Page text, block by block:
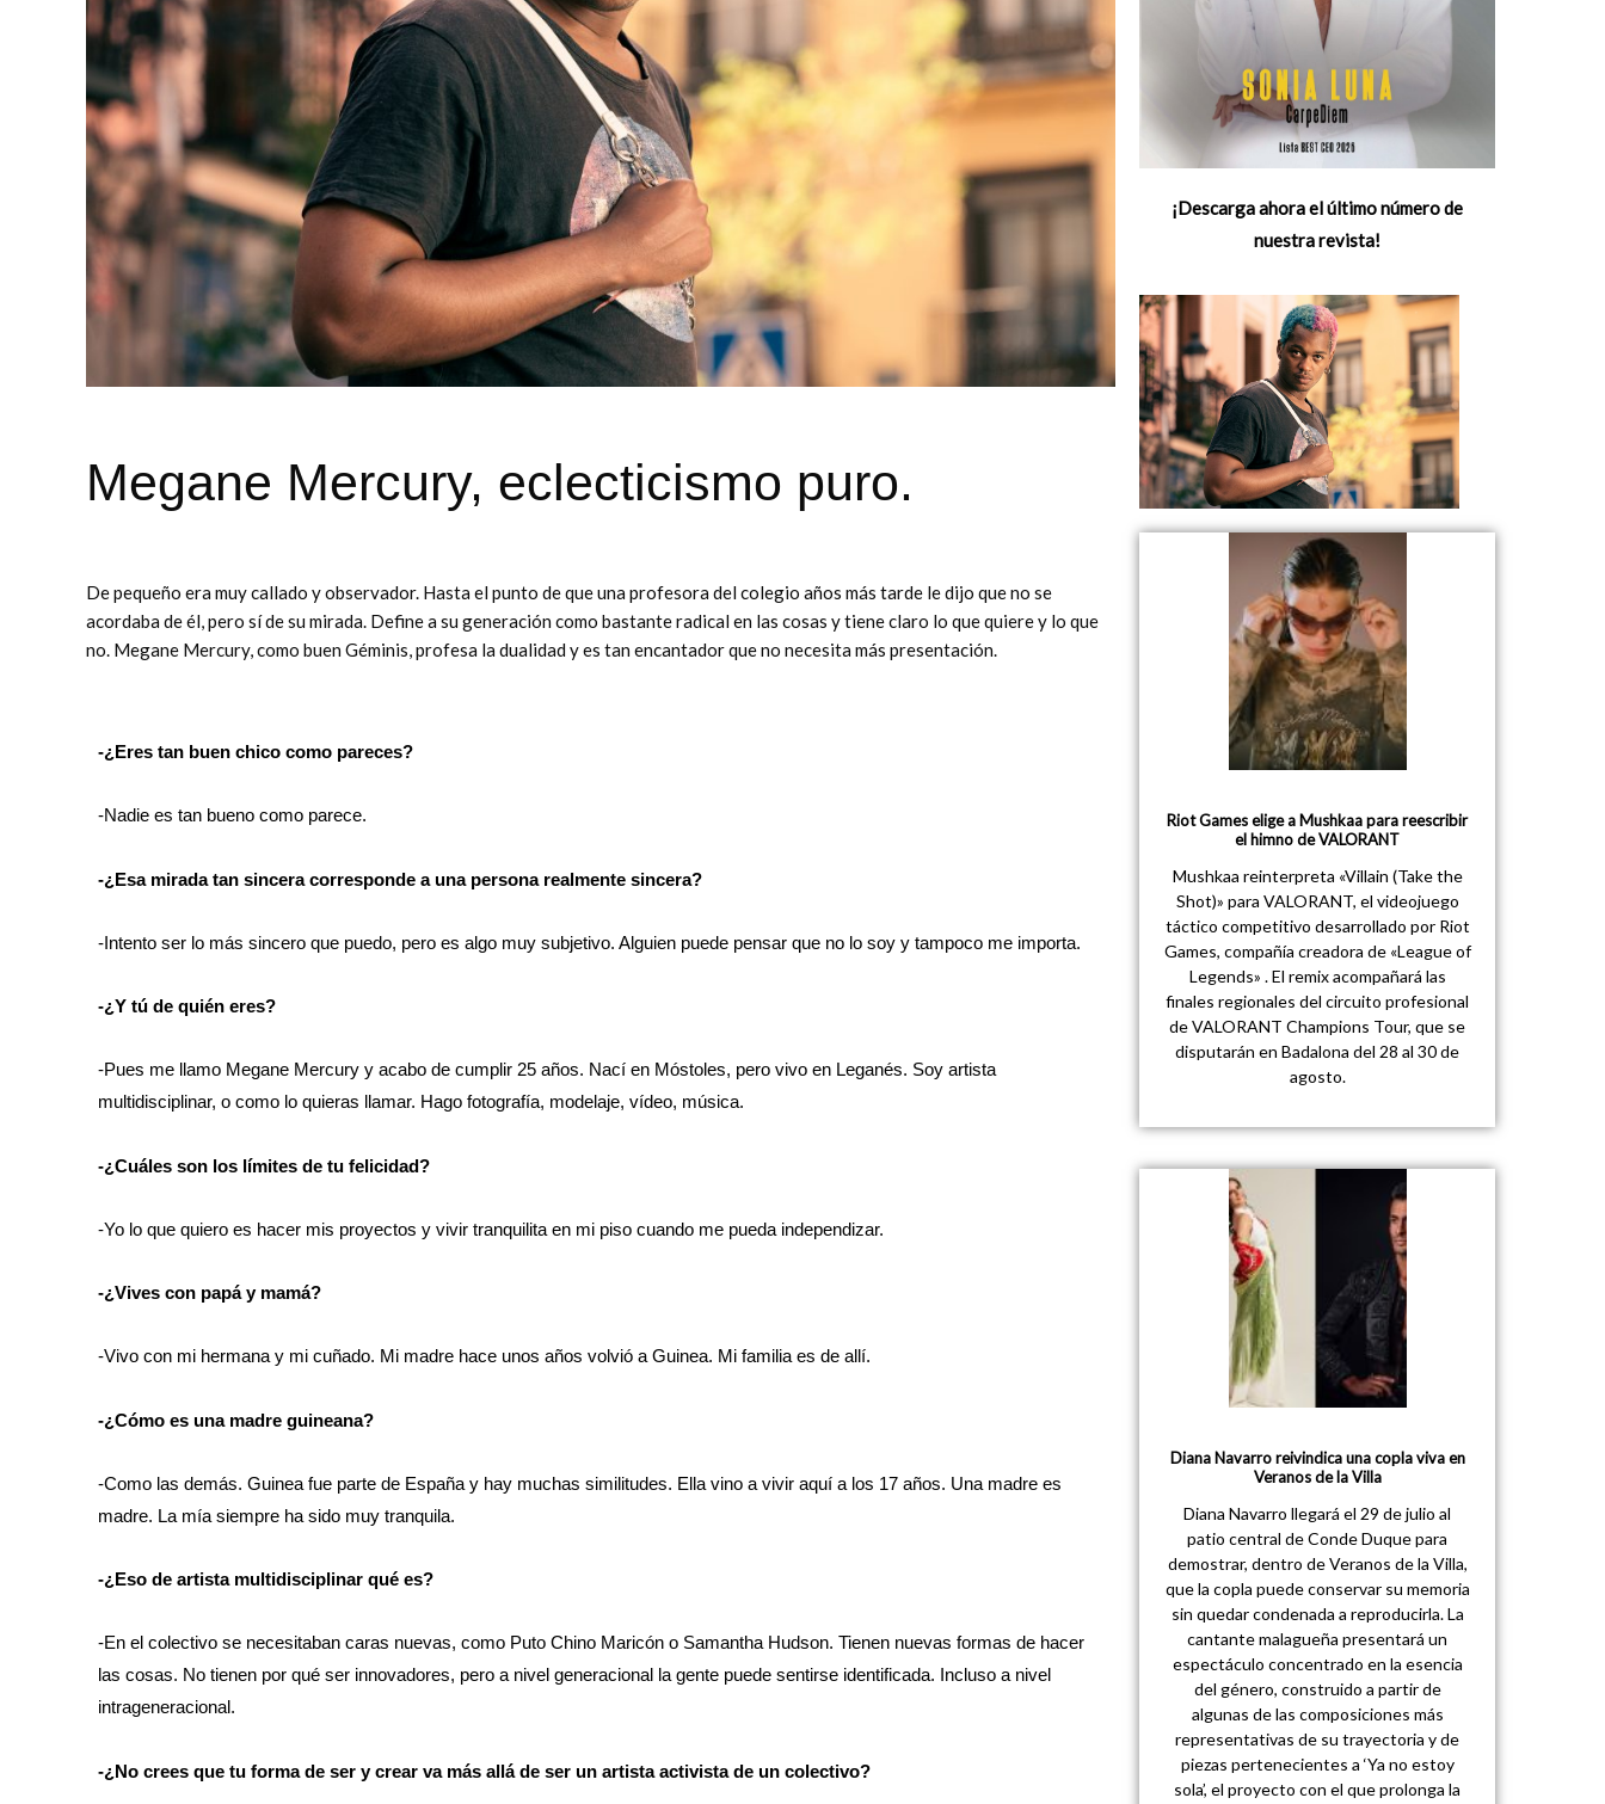
Megane Mercury, eclecticismo puro.
De pequeño era muy callado y observador. Hasta el punto de que una profesora del colegio años más tarde le dijo que no se
acordaba de él, pero sí de su mirada. Define a su generación como bastante radical en las cosas y tiene claro lo que quiere y lo que
no. Megane Mercury, como buen Géminis, profesa la dualidad y es tan encantador que no necesita más presentación.
-¿Eres tan buen chico como pareces?
-Nadie es tan bueno como parece.
-¿Esa mirada tan sincera corresponde a una persona realmente sincera?
-Intento ser lo más sincero que puedo, pero es algo muy subjetivo. Alguien puede pensar que no lo soy y tampoco me importa.
-¿Y tú de quién eres?
-Pues me llamo Megane Mercury y acabo de cumplir 25 años. Nací en Móstoles, pero vivo en Leganés. Soy artista
multidisciplinar, o como lo quieras llamar. Hago fotografía, modelaje, vídeo, música.
-¿Cuáles son los límites de tu felicidad?
-Yo lo que quiero es hacer mis proyectos y vivir tranquilita en mi piso cuando me pueda independizar.
-¿Vives con papá y mamá?
-Vivo con mi hermana y mi cuñado. Mi madre hace unos años volvió a Guinea. Mi familia es de allí.
-¿Cómo es una madre guineana?
-Como las demás. Guinea fue parte de España y hay muchas similitudes. Ella vino a vivir aquí a los 17 años. Una madre es
madre. La mía siempre ha sido muy tranquila.
-¿Eso de artista multidisciplinar qué es?
-En el colectivo se necesitaban caras nuevas, como Puto Chino Maricón o Samantha Hudson. Tienen nuevas formas de hacer
las cosas. No tienen por qué ser innovadores, pero a nivel generacional la gente puede sentirse identificada. Incluso a nivel
intrageneracional.
-¿No crees que tu forma de ser y crear va más allá de ser un artista activista de un colectivo?
¡Descarga ahora el último número de
nuestra revista!
Riot Games elige a Mushkaa para reescribir
el himno de VALORANT
Mushkaa reinterpreta «Villain (Take the
Shot)» para VALORANT, el videojuego
táctico competitivo desarrollado por Riot
Games, compañía creadora de «League of
Legends» . El remix acompañará las
finales regionales del circuito profesional
de VALORANT Champions Tour, que se
disputarán en Badalona del 28 al 30 de
agosto.
Diana Navarro reivindica una copla viva en
Veranos de la Villa
Diana Navarro llegará el 29 de julio al
patio central de Conde Duque para
demostrar, dentro de Veranos de la Villa,
que la copla puede conservar su memoria
sin quedar condenada a reproducirla. La
cantante malagueña presentará un
espectáculo concentrado en la esencia
del género, construido a partir de
algunas de las composiciones más
representativas de su trayectoria y de
piezas pertenecientes a ‘Ya no estoy
sola’, el proyecto con el que prolonga la